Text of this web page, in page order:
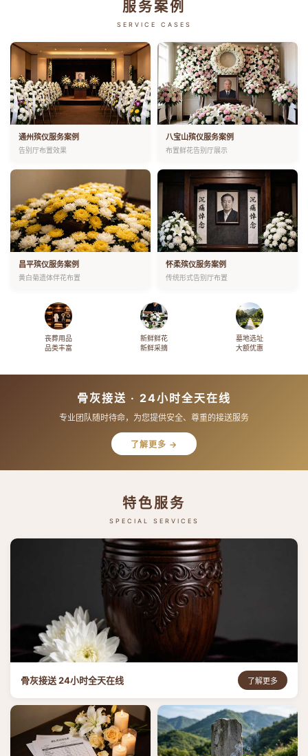
服务案例
SERVICE CASES
通州殡仪服务案例
告别厅布置效果
八宝山殡仪服务案例
布置鲜花告别厅展示
昌平殡仪服务案例
黄白菊遗体伴花布置
怀柔殡仪服务案例
传统形式告别厅布置
丧葬用品
品类丰富
新鲜鲜花
新鲜采摘
墓地选址
大额优惠
骨灰接送 · 24小时全天在线
专业团队随时待命，为您提供安全、尊重的接送服务
了解更多 →
特色服务
SPECIAL SERVICES
骨灰接送 24小时全天在线 了解更多